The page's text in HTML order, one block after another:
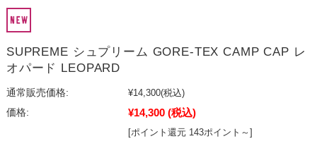
SUPREME シュプリーム GORE-TEX CAMP CAP レ
オパード LEOPARD
通常販売価格: ¥14,300(税込)
価格:
¥14,300 (税込)
[ポイント還元 143ポイント～]